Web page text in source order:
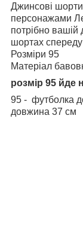
Джинсові
персонажами
потрібно вашій
шортах спереду
Розміри 95
Матеріал
розмір 95 йде
95 - футболка
довжина 37 см